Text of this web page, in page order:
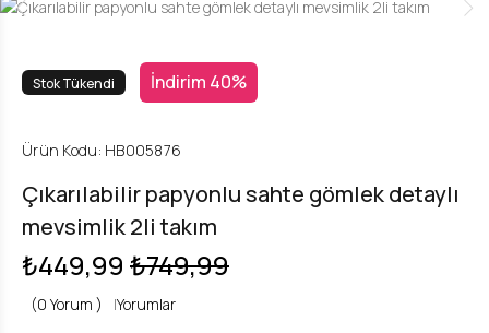
Stok Tükendi İndirim 40%
Ürün Kodu: HB005876
Çıkarılabilir papyonlu sahte gömlek detaylı
mevsimlik 2li takım
₺449,99 ₺749,99
(0 Yorum ) |Yorumlar